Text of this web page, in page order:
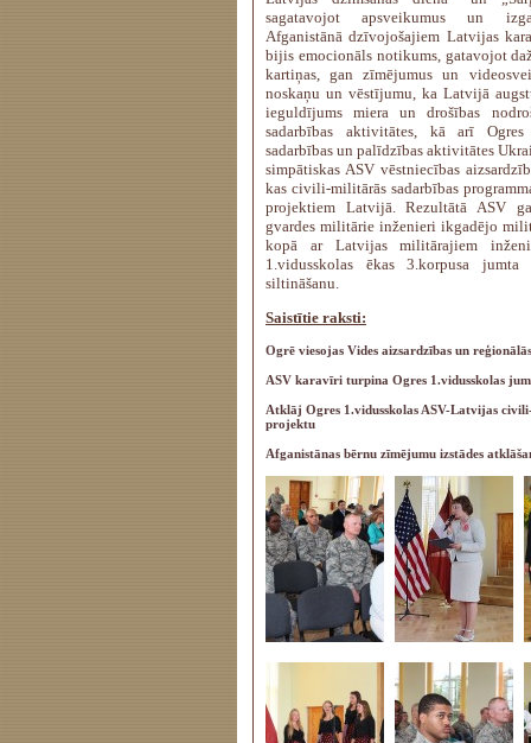
sagatavojot apsveikumus un
Afganistānā dzīvojošajiem Latvijas
bijis emocionāls notikums, gatavojot
kartiņas, gan zīmējumus un
noskaņu un vēstījumu, ka Latvijā
ieguldījums miera un drošības
sadarbības aktivitātes, kā arī Ogres
sadarbības un palīdzības aktivitātes
simpātiskas ASV vēstniecības
kas civili-militārās sadarbības
projektiem Latvijā. Rezultātā ASV
gvardes militārie inženieri ikgadējo
kopā ar Latvijas militārajiem
1.vidusskolas ēkas 3.korpusa jumta
siltināšanu.
Saistītie raksti:
Ogrē viesojas Vides aizsardzības un
ASV karavīri turpina Ogres 1.vidusskolas
Atklāj Ogres 1.vidusskolas ASV-Latvijas
projektu
Afganistānas bērnu zīmējumu izstādes